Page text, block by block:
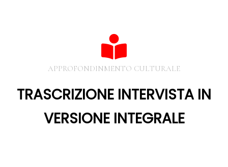
APPROFONDINMENTO CULTURALE
TRASCRIZIONE INTERVISTA IN
VERSIONE INTEGRALE